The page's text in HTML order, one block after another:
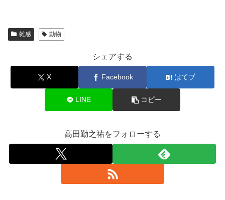
雑感 動物
シェアする
X Facebook はてブ
LINE コピー
高田勤之祐をフォローする